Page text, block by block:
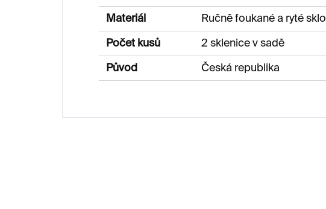
Materiál Ručně foukané a ryté sklo
Počet kusů 2 sklenice v sadě
Původ Česká republika